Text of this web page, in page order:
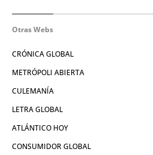
Otras Webs
CRÓNICA GLOBAL
METRÓPOLI ABIERTA
CULEMANÍA
LETRA GLOBAL
ATLÁNTICO HOY
CONSUMIDOR GLOBAL